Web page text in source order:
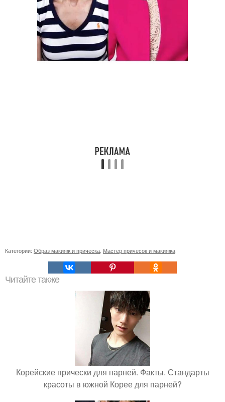
Категории: Образ макияж и прическа Мастер причесок и макияжа
Читайте также
Корейские прически для парней. Факты. Стандарты
красоты в южной Корее для парней?